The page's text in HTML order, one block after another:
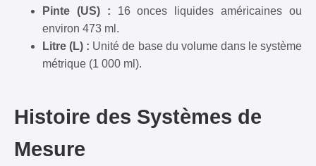
Pinte (US) : 16 onces liquides américaines ou
environ 473 ml.
Litre (L) : Unité de base du volume dans le système
métrique (1 000 ml).
Histoire des Systèmes de
Mesure